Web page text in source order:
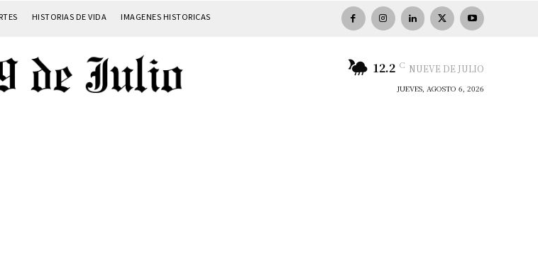
HISTORIAS DE VIDA IMAGENES HISTORICAS
12.2 C NUEVE DE JULIO
JUEVES, AGOSTO 6, 2026